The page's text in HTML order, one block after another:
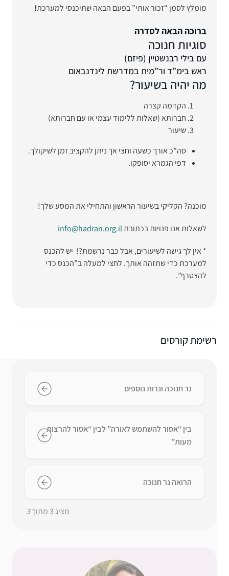
מומלץ לסמן “זכור אותי” בפעם הבאה שתיכנסי למערכת!
ברוכה הבאה לסדרה
סוגיות חנוכה
עם בילי רבנשטיין (פיזם)
ראש בימ”ד ור”מית במדרשת לינדנבאום
מה יהיה בשיעור?
הקדמה קצרה
חברותא (שאלות ללימוד עצמי או עם חברותא)
שיעור
סה”כ אורך כשעה וחצי אך ניתן להקציב זמן לשיקולך.
דפי הגמרא יסופקו.
מוכנה? הקליקי בשיעור הראשון והתחילי את המסע שלך!
לשאלות אנו פנויות בכתובתinfo@hadran.org.il
* אין לך גישה לשיעורים, אבל כבר נרשמת?! יש להכנס
למערכת כדי שתזהה אותך. לחצי למעלה ב”הכנס כדי
להצטרף”.
רשימת קורסים
נר חנוכה ונרות נוספים
בין “אסור להשתמש לאורה” לבין “אסור להרצות
מעות”
הרואה נר חנוכה
מציג3מתוך3